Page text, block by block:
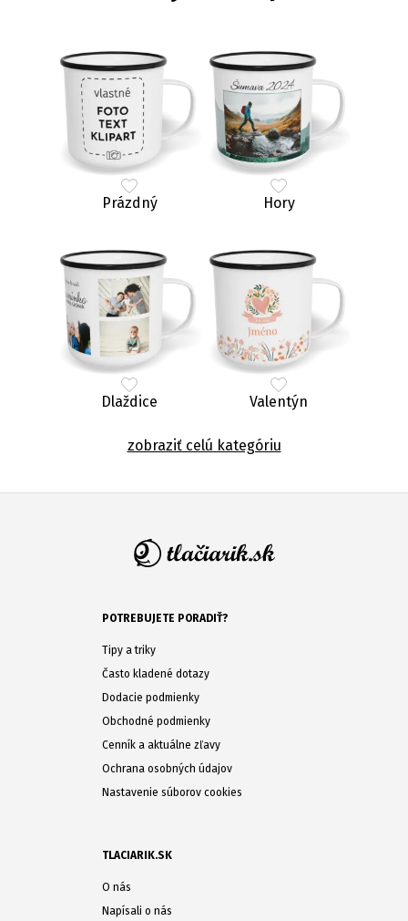
Prázdný Hory
Dlaždice Valentýn
zobraziť celú kategóriu
POTREBUJETE PORADIŤ?
Tipy a triky
Často kladené dotazy
Dodacie podmienky
Obchodné podmienky
Cenník a aktuálne zľavy
Ochrana osobných údajov
Nastavenie súborov cookies
TLACIARIK.SK
O nás
Napísali o nás